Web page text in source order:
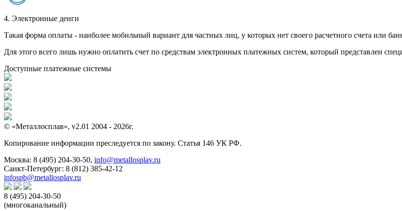
4. Электронные денги
Такая форма оплаты - наиболее мобильный вариант для частных лиц, у которых нет своего расчетного счета или
Для этого всего лишь нужно оплатить счет по средствам электронных платежных систем, который представлен
Доступные платежные системы
© «Металлосплав», v2.01 2004 - 2026г.
Копирование информации преследуется по закону. Статья 146 УК РФ.
Москва: 8 (495) 204-30-50, info@metallosplav.ru
Санкт-Петербург: 8 (812) 385-42-12
infospb@metallosplav.ru
8 (495) 204-30-50
(многоканальный)